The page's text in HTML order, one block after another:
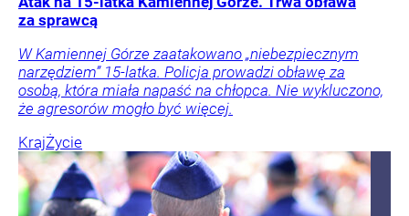
za sprawcą
W Kamiennej Górze zaatakowano „niebezpiecznym
narzędziem” 15-latka. Policja prowadzi obławę za
osobą, która miała napaść na chłopca. Nie wykluczono,
że agresorów mogło być więcej.
KrajŻycie